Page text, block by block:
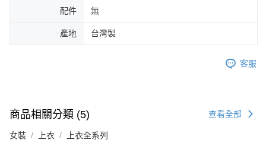
配件 無
產地 台灣製
客服
商品相關分類 (5) 查看全部
女裝 上衣 上衣全系列